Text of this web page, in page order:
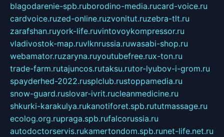
blagodarenie-spb.ruborodino-media.rucard-voice.ru
cardvoice.ruzed-online.ruzvonitut.ruzebra-tlt.ru
zarafshan.ruyork-life.ruvintovoykompressor.ru
vladivostok-map.ruvlknrussia.ruwasabi-shop.ru
webamator.ruzaryna.ruyoutubefree.rux-ton.ru
trade-farm.rutajuncos.rutaksu.rutor-lyubov-i-grom.ru
spayderhed-2022.rusplclub.rustoppamedia.ru
snow-guard.ruslovar-ivrit.rucleanmedicine.ru
shkurki-karakulya.rukanotiforet.spb.rututmassage.ru
ecolog.org.rupraga.spb.rufalcorussia.ru
autodoctorservis.rukamertondom.spb.runet-life.net.ru